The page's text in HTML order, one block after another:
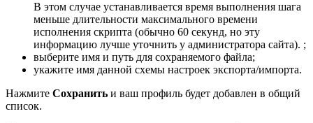
В этом случае устанавливается время выполнения шага
меньше длительности максимального времени
исполнения скрипта (обычно 60 секунд, но эту
информацию лучше уточнить у администратора сайта). ;
выберите имя и путь для сохраняемого файла;
укажите имя данной схемы настроек экспорта/импорта.
Нажмите Сохранить и ваш профиль будет добавлен в общий
список.